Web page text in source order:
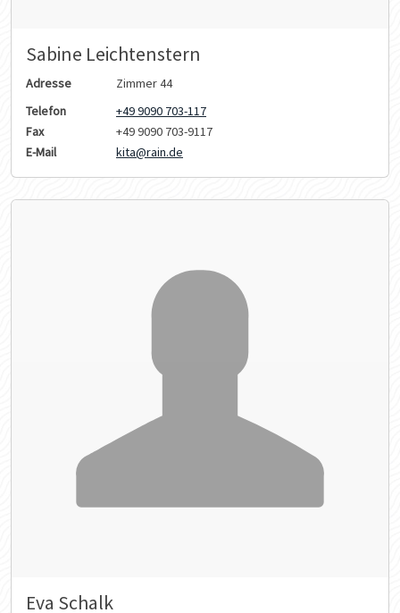
Sabine Leichtenstern
Adresse
Zimmer 44
Telefon
+49 9090 703-117
Fax
+49 9090 703-9117
E-Mail
kita@rain.de
Eva Schalk